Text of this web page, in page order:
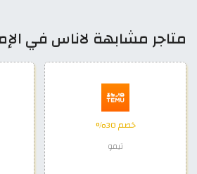
متاجر مشابهة لاناس في
خصم 30%
تيمو